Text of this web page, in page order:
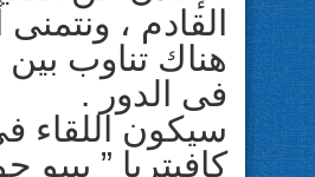
القادم ،
هناك تناوب
فى الدور .
سيكون اللقاء
كافيتريا ” بيبو